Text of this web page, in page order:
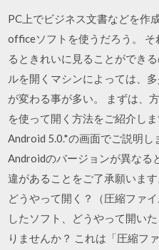
PC上でビジネス文書などを作
officeソフトを使うだろう。
るときれいに見ることができ
ルを開くマシンによっては、
が変わる事が多い。 まずは、
を使って開く方法をご紹介し
Android 5.0.*の画面でご説明
Androidのバージョンが異なる
違があることをご了承願いま
どうやって開く？（圧縮ファ
したソフト、どうやって開い
りませんか？ これは「圧縮フ